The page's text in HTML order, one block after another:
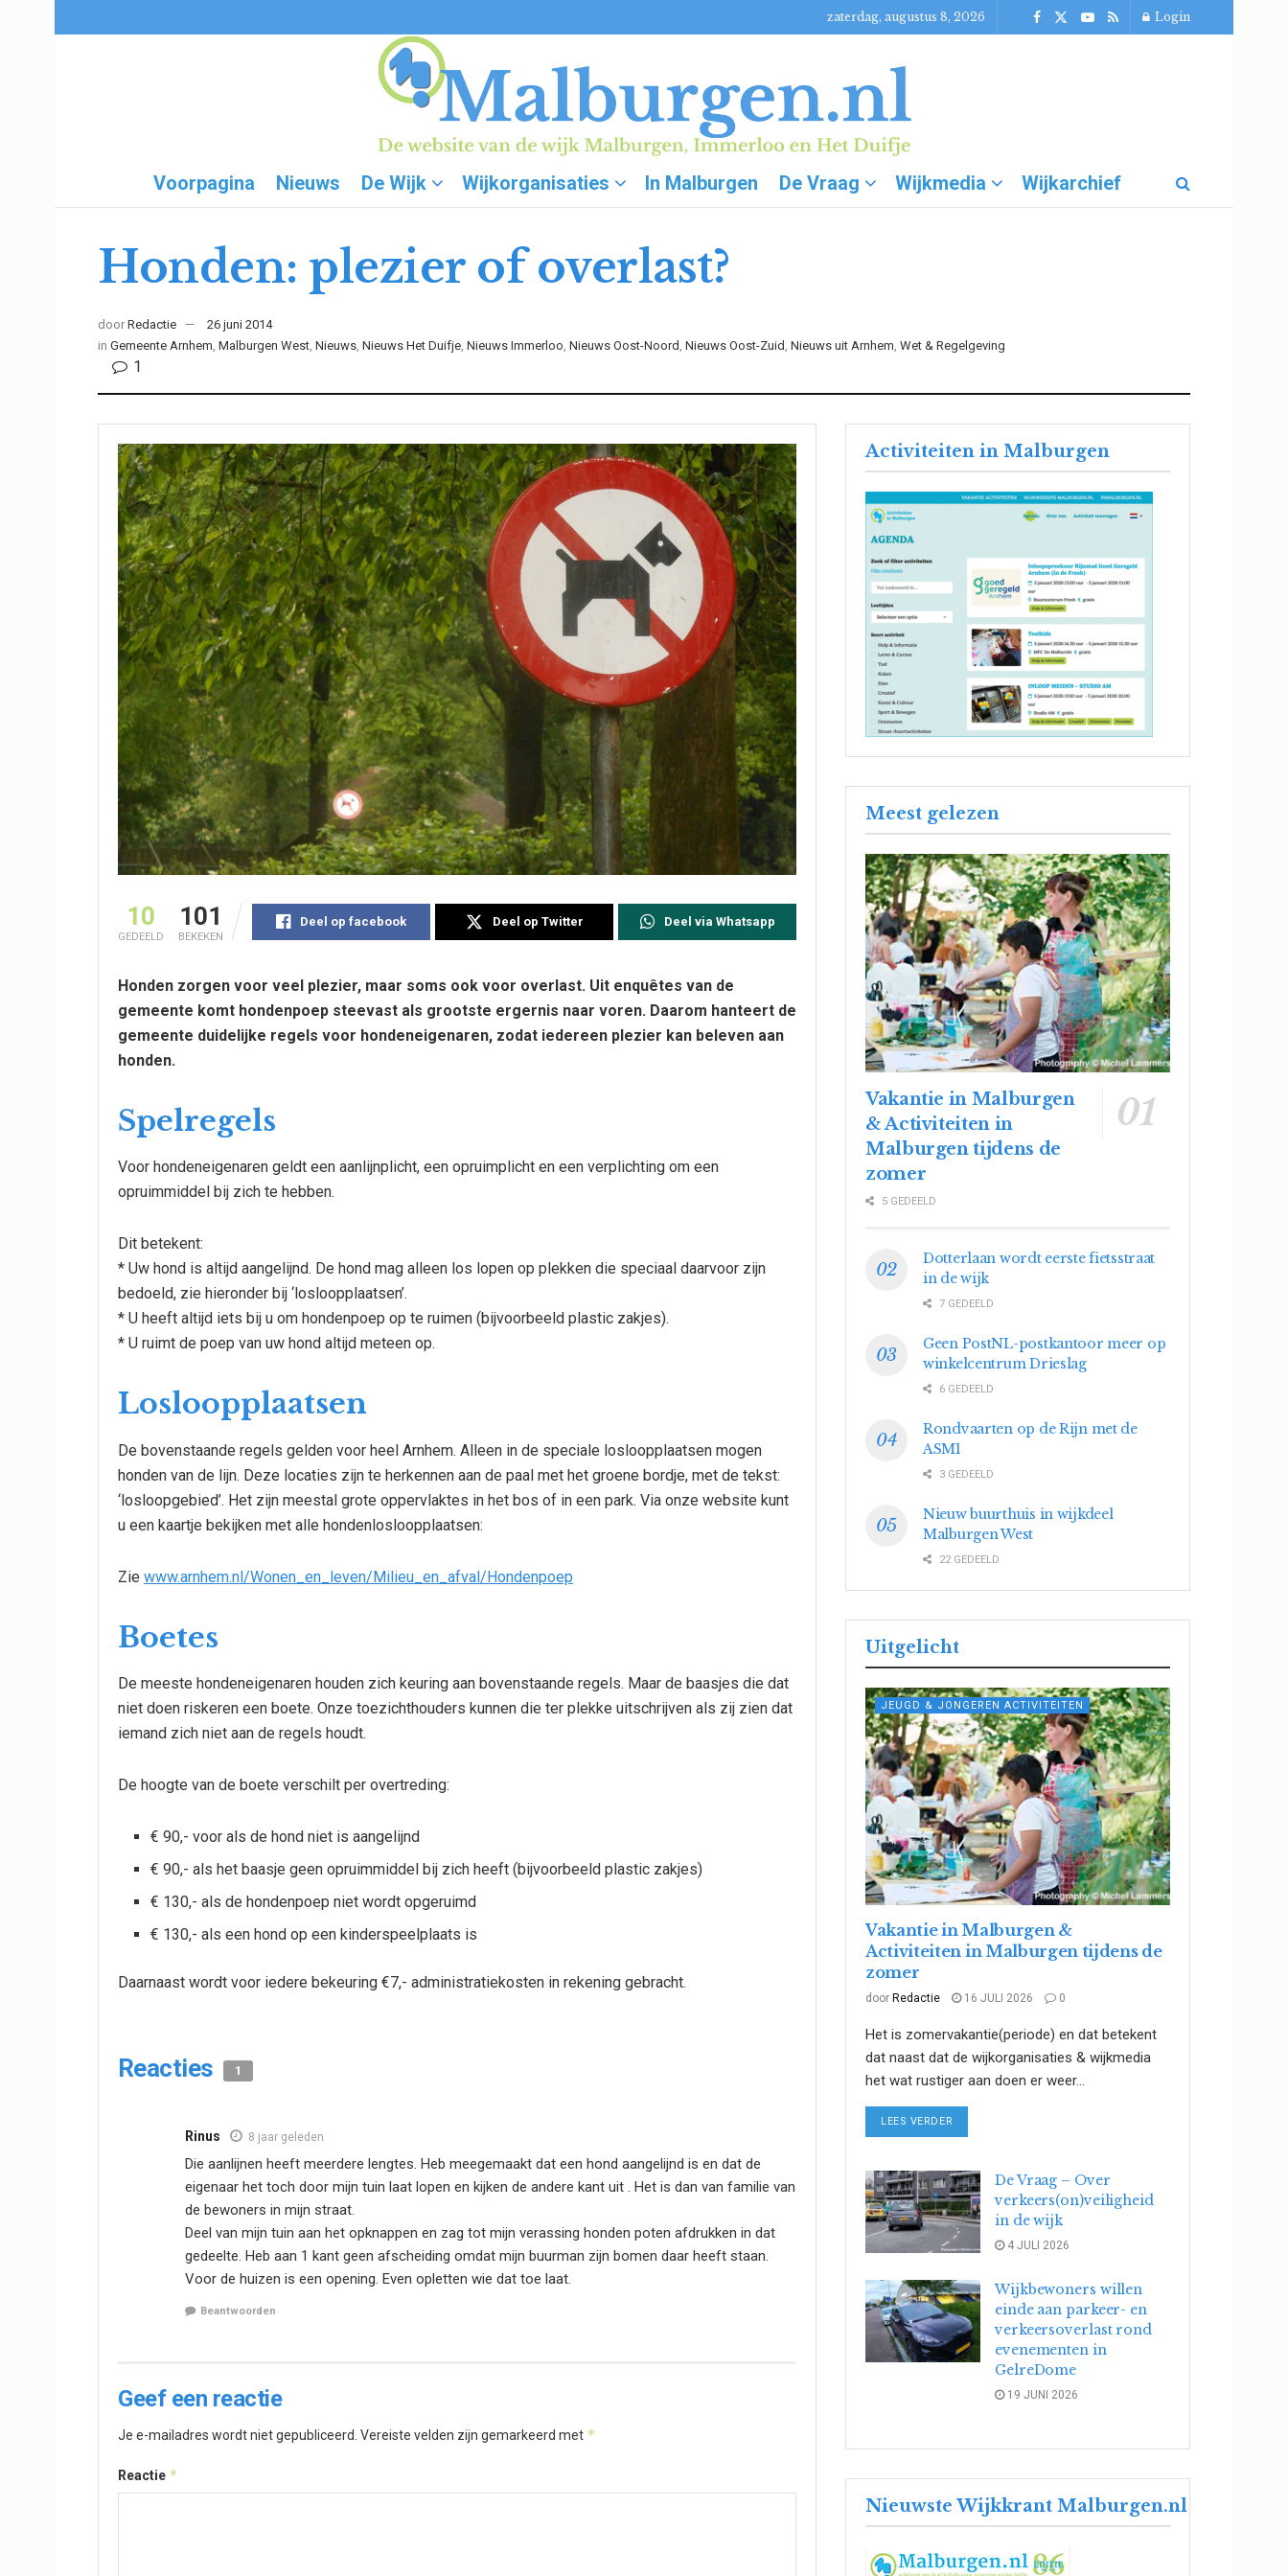
zaterdag, augustus 8, 2026 Login
Voorpagina Nieuws De Wijk Wijkorganisaties In Malburgen De Vraag Wijkmedia Wijkarchief
Honden: plezier of overlast?
door Redactie
26 juni 2014
in Gemeente Arnhem, Malburgen West, Nieuws, Nieuws Het Duifje, Nieuws Immerloo, Nieuws Oost-Noord , Nieuws Oost-Zuid , Nieuws uit Arnhem, Wet & Regelgeving
1
10
GEDEELD
101
BEKEKEN
Deel op facebook Deel op Twitter Deel via Whatsapp
Honden zorgen voor veel plezier, maar soms ook voor overlast. Uit enquêtes van de
gemeente komt hondenpoep steevast als grootste ergernis naar voren. Daarom hanteert de
gemeente duidelijke regels voor hondeneigenaren, zodat iedereen plezier kan beleven aan
honden.
Spelregels
Voor hondeneigenaren geldt een aanlijnplicht, een opruimplicht en een verplichting om een
opruimmiddel bij zich te hebben.
Dit betekent:
* Uw hond is altijd aangelijnd. De hond mag alleen los lopen op plekken die speciaal daarvoor zijn
bedoeld, zie hieronder bij ‘losloopplaatsen’.
* U heeft altijd iets bij u om hondenpoep op te ruimen (bijvoorbeeld plastic zakjes).
* U ruimt de poep van uw hond altijd meteen op.
Losloopplaatsen
De bovenstaande regels gelden voor heel Arnhem. Alleen in de speciale losloopplaatsen mogen
honden van de lijn. Deze locaties zijn te herkennen aan de paal met het groene bordje, met de tekst:
‘losloopgebied’. Het zijn meestal grote oppervlaktes in het bos of in een park. Via onze website kunt
u een kaartje bekijken met alle hondenlosloopplaatsen:
Zie www.arnhem.nl/Wonen_en_leven/Milieu_en_afval/Hondenpoep
Boetes
De meeste hondeneigenaren houden zich keuring aan bovenstaande regels. Maar de baasjes die dat
niet doen riskeren een boete. Onze toezichthouders kunnen die ter plekke uitschrijven als zij zien dat
iemand zich niet aan de regels houdt.
De hoogte van de boete verschilt per overtreding:
€ 90,- voor als de hond niet is aangelijnd
€ 90,- als het baasje geen opruimmiddel bij zich heeft (bijvoorbeeld plastic zakjes)
€ 130,- als de hondenpoep niet wordt opgeruimd
€ 130,- als een hond op een kinderspeelplaats is
Daarnaast wordt voor iedere bekeuring €7,- administratiekosten in rekening gebracht.
Reacties 1
Rinus 8 jaar geleden
Die aanlijnen heeft meerdere lengtes. Heb meegemaakt dat een hond aangelijnd is en dat de
eigenaar het toch door mijn tuin laat lopen en kijken de andere kant uit . Het is dan van familie van
de bewoners in mijn straat.
Deel van mijn tuin aan het opknappen en zag tot mijn verassing honden poten afdrukken in dat
gedeelte. Heb aan 1 kant geen afscheiding omdat mijn buurman zijn bomen daar heeft staan.
Voor de huizen is een opening. Even opletten wie dat toe laat.
Beantwoorden
Geef een reactie
Je e-mailadres wordt niet gepubliceerd. Vereiste velden zijn gemarkeerd met *
Reactie *
Activiteiten in Malburgen
Meest gelezen
Vakantie in Malburgen
& Activiteiten in
Malburgen tijdens de
zomer
5 GEDEELD
Dotterlaan wordt eerste fietsstraat
in de wijk
7 GEDEELD
Geen PostNL-postkantoor meer op
winkelcentrum Drieslag
6 GEDEELD
Rondvaarten op de Rijn met de
ASM1
3 GEDEELD
Nieuw buurthuis in wijkdeel
Malburgen West
22 GEDEELD
Uitgelicht
JEUGD & JONGEREN ACTIVITEITEN
Vakantie in Malburgen &
Activiteiten in Malburgen tijdens de
zomer
door Redactie 16 JULI 2026 0
Het is zomervakantie(periode) en dat betekent
dat naast dat de wijkorganisaties & wijkmedia
het wat rustiger aan doen er weer...
LEES VERDER
De Vraag – Over
verkeers(on)veiligheid
in de wijk
4 JULI 2026
Wijkbewoners willen
einde aan parkeer- en
verkeersoverlast rond
evenementen in
GelreDome
19 JUNI 2026
Nieuwste Wijkkrant Malburgen.nl